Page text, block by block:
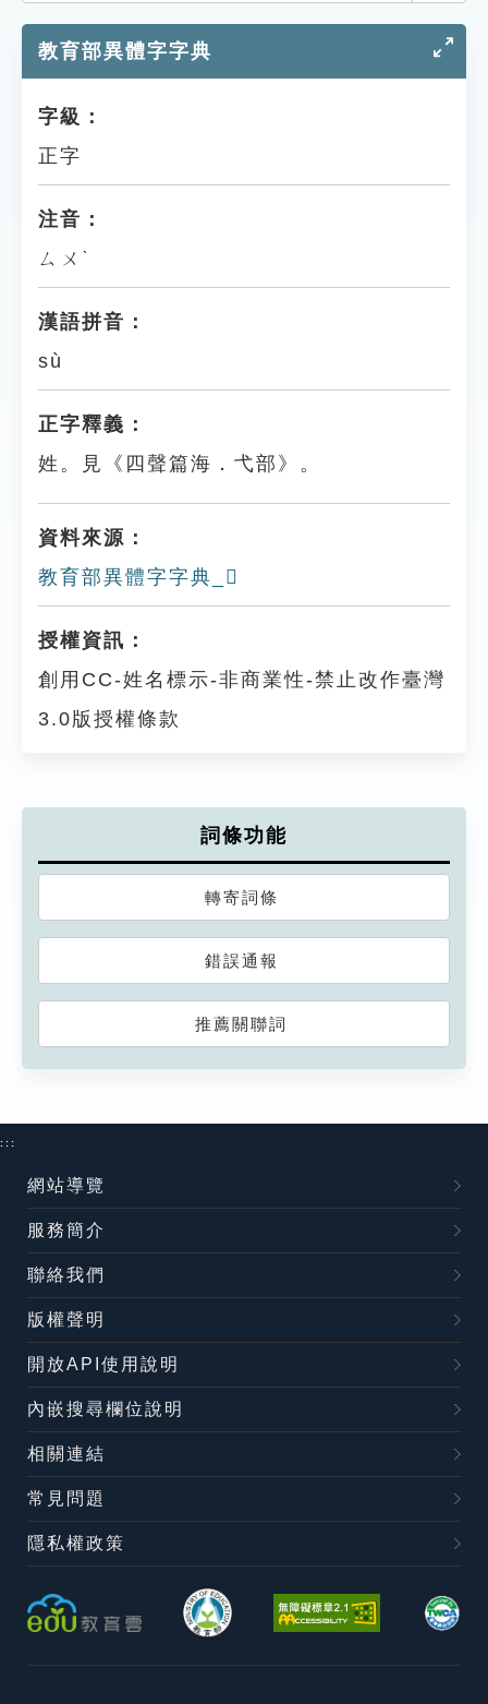
貓頭鷹博士
教育部異體字字典
字級：
正字
注音：
ㄙㄨˋ
漢語拼音：
sù
正字釋義：
姓。見《四聲篇海．弋部》。
資料來源：
教育部異體字字典_𢎎
授權資訊：
創用CC-姓名標示-非商業性-禁止改作臺灣
3.0版授權條款
詞條功能
轉寄詞條
錯誤通報
推薦關聯詞
:::
網站導覽
服務簡介
聯絡我們
版權聲明
開放API使用說明
內嵌搜尋欄位說明
相關連結
常見問題
隱私權政策